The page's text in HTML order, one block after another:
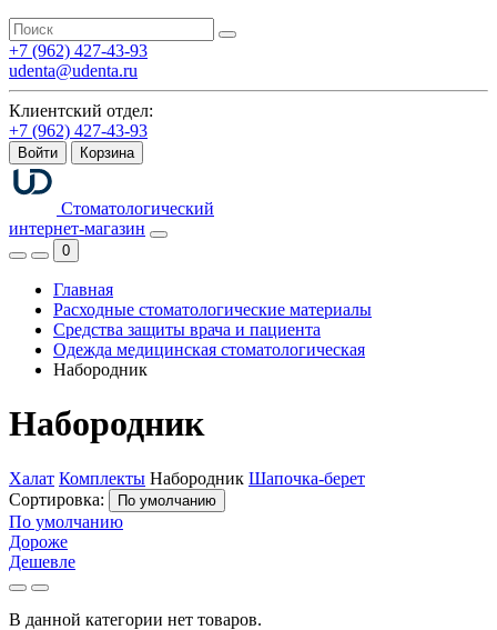
+7 (962) 427-43-93
udenta@udenta.ru
Клиентский отдел:
+7 (962) 427-43-93
Войти Корзина
Стоматологический
интернет-магазин
0
Главная
Расходные стоматологические материалы
Средства защиты врача и пациента
Одежда медицинская стоматологическая
Набородник
Набородник
Халат Комплекты Набородник Шапочка-берет
Сортировка:
По умолчанию
По умолчанию
Дороже
Дешевле
В данной категории нет товаров.